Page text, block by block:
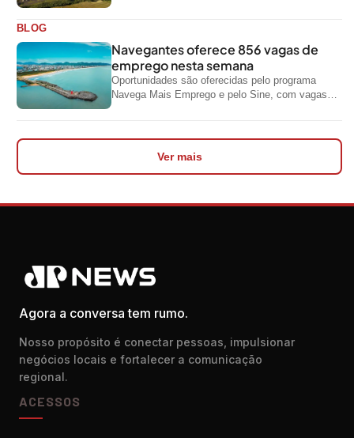
BLOG
Navegantes oferece 856 vagas de
emprego nesta semana
Oportunidades são oferecidas pelo programa
Navega Mais Emprego e pelo Sine, com vagas
Ver mais
Agora a conversa tem rumo.
Nosso propósito é conectar pessoas, impulsionar
negócios locais e fortalecer a comunicação
regional.
ACESSOS